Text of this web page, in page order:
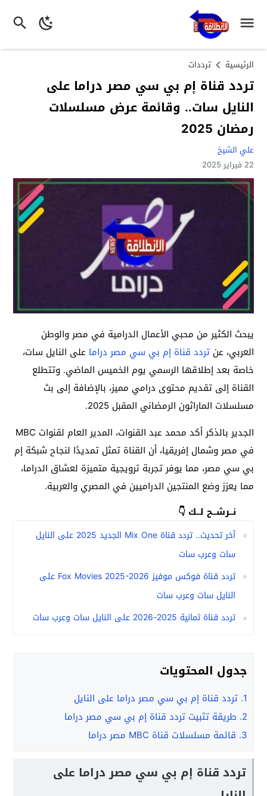
الرئيسية ترددات
تردد قناة إم بي سي مصر دراما على
النايل سات.. وقائمة عرض مسلسلات
رمضان 2025
علي الشيخ
22 فبراير 2025
يبحث الكثير من محبي الأعمال الدرامية في مصر والوطن
العربي، عنتردد قناة إم بي سي مصر دراما على النايل سات،
خاصة بعد إطلاقها الرسمي يوم الخميس الماضي. وتتطلع
القناة إلى تقديم محتوى درامي مميز، بالإضافة إلى بث
مسلسلات الماراثون الرمضاني المقبل 2025.
الجدير بالذكر أكد محمد عبد القنوات، المدير العام لقنوات MBC
في مصر وشمال إفريقيا، أن القناة تمثل تمديدًا لنجاح شبكة إم
بي سي مصر، مما يوفر تجربة ترويجية متميزة لعشاق الدراما،
مما يعزز وضع المنتجين الدراميين في المصري والعربية.
نــرشــح لــك 👇
آخر تحديث.. تردد قناة Mix One الجديد 2025 على النايل
سات وعرب سات
تردد قناة فوكس موفيز Fox Movies 2025-2026 على
النايل سات وعرب سات
تردد قناة ثمانية 2025-2026 على النايل سات وعرب سات
جدول المحتويات
1. تردد قناة إم بي سي مصر دراما على النايل
2. طريقة تثبيت تردد قناة إم بي سي مصر دراما
3. قائمة مسلسلات قناة MBC مصر دراما
تردد قناة إم بي سي مصر دراما على